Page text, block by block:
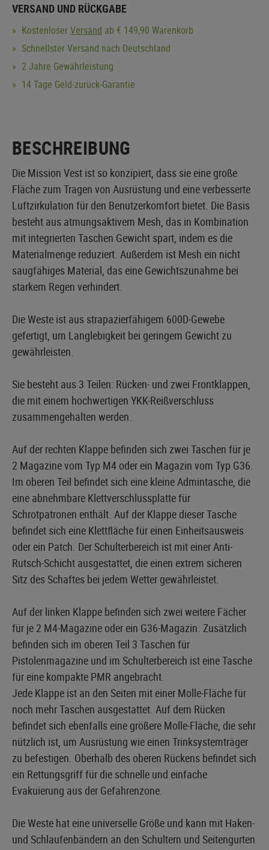
VERSAND UND RÜCKGABE
KostenloserVersand ab € 149,90 Warenkorb
Schnellster Versand nach Deutschland
2 Jahre Gewährleistung
14 Tage Geld-zurück-Garantie
BESCHREIBUNG
Die Mission Vest ist so konzipiert, dass sie eine große
Fläche zum Tragen von Ausrüstung und eine verbesserte
Luftzirkulation für den Benutzerkomfort bietet. Die Basis
besteht aus atmungsaktivem Mesh, das in Kombination
mit integrierten Taschen Gewicht spart, indem es die
Materialmenge reduziert. Außerdem ist Mesh ein nicht
saugfähiges Material, das eine Gewichtszunahme bei
starkem Regen verhindert.
Die Weste ist aus strapazierfähigem 600D-Gewebe
gefertigt, um Langlebigkeit bei geringem Gewicht zu
gewährleisten.
Sie besteht aus 3 Teilen: Rücken- und zwei Frontklappen,
die mit einem hochwertigen YKK-Reißverschluss
zusammengehalten werden.
Auf der rechten Klappe befinden sich zwei Taschen für je
2 Magazine vom Typ M4 oder ein Magazin vom Typ G36.
Im oberen Teil befindet sich eine kleine Admintasche, die
eine abnehmbare Klettverschlussplatte für
Schrotpatronen enthält. Auf der Klappe dieser Tasche
befindet sich eine Klettfläche für einen Einheitsausweis
oder ein Patch. Der Schulterbereich ist mit einer Anti-
Rutsch-Schicht ausgestattet, die einen extrem sicheren
Sitz des Schaftes bei jedem Wetter gewährleistet.
Auf der linken Klappe befinden sich zwei weitere Fächer
für je 2 M4-Magazine oder ein G36-Magazin. Zusätzlich
befinden sich im oberen Teil 3 Taschen für
Pistolenmagazine und im Schulterbereich ist eine Tasche
für eine kompakte PMR angebracht.
Jede Klappe ist an den Seiten mit einer Molle-Fläche für
noch mehr Taschen ausgestattet. Auf dem Rücken
befindet sich ebenfalls eine größere Molle-Fläche, die sehr
nützlich ist, um Ausrüstung wie einen Trinksystemträger
zu befestigen. Oberhalb des oberen Rückens befindet sich
ein Rettungsgriff für die schnelle und einfache
Evakuierung aus der Gefahrenzone.
Die Weste hat eine universelle Größe und kann mit Haken-
und Schlaufenbändern an den Schultern und Seitengurten